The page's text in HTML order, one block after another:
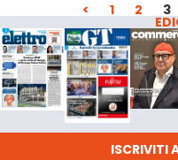
< 1 2 3
ISCRIVITI